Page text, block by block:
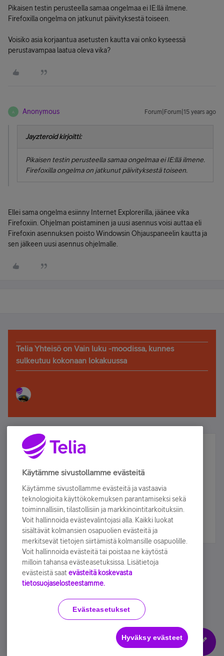
Pikaisen testin perusteella samaa ongelmaa ei IE:llä ilmene.
Firefoxilla ongelma on jatkunut päivityksestä toiseen.
Voisiko asia korjaantua asetusten kautta vai onko kyseessä
perustavampaa laatua oleva vika?
A Anonymous Forum|Forum|15 years ago
Jayzteroid kirjoitti:
Pikaisen testin perusteella samaa ongelmaa ei IE:llä ilmene.
Firefoxilla ongelma on jatkunut päivityksestä toiseen.
Ellei sama ongelma esiinny Internet Explorerilla, jäänee vika
Firefoxiin. Ohjelman poistaminen ja uusi asennus voisi auttaa eli
Firefoxin asennuksen poisto Windowsin Ohjauspaneelin kautta ja
sen jälkeen uusi asennus ohjelmalle.
Telia Yhteisö on Vain luku -moodissa, kunnes
sulkeutuu kokonaan lokakuussa
Älä jää paitsi – osallistu ja voita!
Tilaa Telian uutiskirje ja olet mukana arvonnassa.
sähköpostiisi.
Tilaa nyt
Käyttöehdot Accessibility statement
Evästeasetukset
Käytämme sivustollamme evästeitä
Käytämme sivustollamme evästeitä ja vastaavia
teknologioita käyttökokemuksen parantamiseksi sekä
toiminnallisiin, tilastollisiin ja markkinointitarkoituksiin.
Voit hallinnoida evästevalintojasi alla. Kaikki luokat
sisältävät kolmansien osapuolien evästeitä ja
merkitsevät tietojen siirtämistä kolmansille osapuolille.
Voit hallinnoida evästeitä tai poistaa ne käytöstä
milloin tahansa evästeasetuksissa. Lisätietoja
evästeistä saat evästeitä koskevasta
tietosuojaselosteestamme.
Evästeasetukset
Hyväksy evästeet